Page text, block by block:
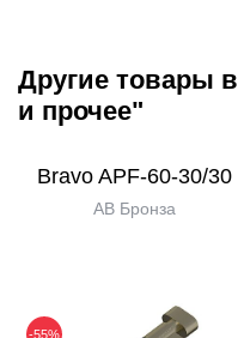
Другие товары
и прочее"
Bravo AРF-60-30/30
AB Бронза
-55%